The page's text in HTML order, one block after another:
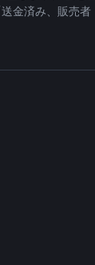
金済み、販売者